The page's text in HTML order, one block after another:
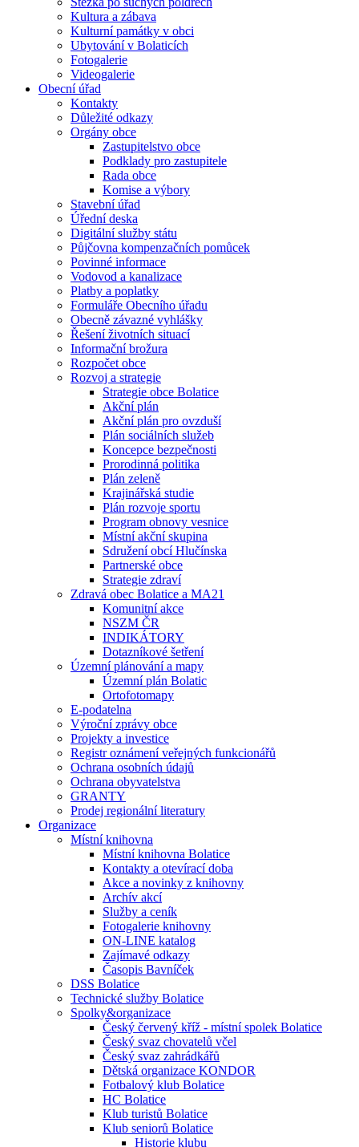
Kultura a zábava
Kulturní památky v obci
Ubytování v Bolaticích
Fotogalerie
Videogalerie
Obecní úřad
Kontakty
Důležité odkazy
Orgány obce
Zastupitelstvo obce
Podklady pro zastupitele
Rada obce
Komise a výbory
Stavební úřad
Úřední deska
Digitální služby státu
Půjčovna kompenzačních pomůcek
Povinné informace
Vodovod a kanalizace
Platby a poplatky
Formuláře Obecního úřadu
Obecně závazné vyhlášky
Řešení životních situací
Informační brožura
Rozpočet obce
Rozvoj a strategie
Strategie obce Bolatice
Akční plán
Akční plán pro ovzduší
Plán sociálních služeb
Koncepce bezpečnosti
Prorodinná politika
Plán zeleně
Krajinářská studie
Plán rozvoje sportu
Program obnovy vesnice
Místní akční skupina
Sdružení obcí Hlučínska
Partnerské obce
Strategie zdraví
Zdravá obec Bolatice a MA21
Komunitní akce
NSZM ČR
INDIKÁTORY
Dotazníkové šetření
Územní plánování a mapy
Územní plán Bolatic
Ortofotomapy
E-podatelna
Výroční zprávy obce
Projekty a investice
Registr oznámení veřejných funkcionářů
Ochrana osobních údajů
Ochrana obyvatelstva
GRANTY
Prodej regionální literatury
Organizace
Místní knihovna
Místní knihovna Bolatice
Kontakty a otevírací doba
Akce a novinky z knihovny
Archív akcí
Služby a ceník
Fotogalerie knihovny
ON-LINE katalog
Zajímavé odkazy
Časopis Bavníček
DSS Bolatice
Technické služby Bolatice
Spolky&organizace
Český červený kříž - místní spolek Bolatice
Český svaz chovatelů včel
Český svaz zahrádkářů
Dětská organizace KONDOR
Fotbalový klub Bolatice
HC Bolatice
Klub turistů Bolatice
Klub seniorů Bolatice
Historie klubu